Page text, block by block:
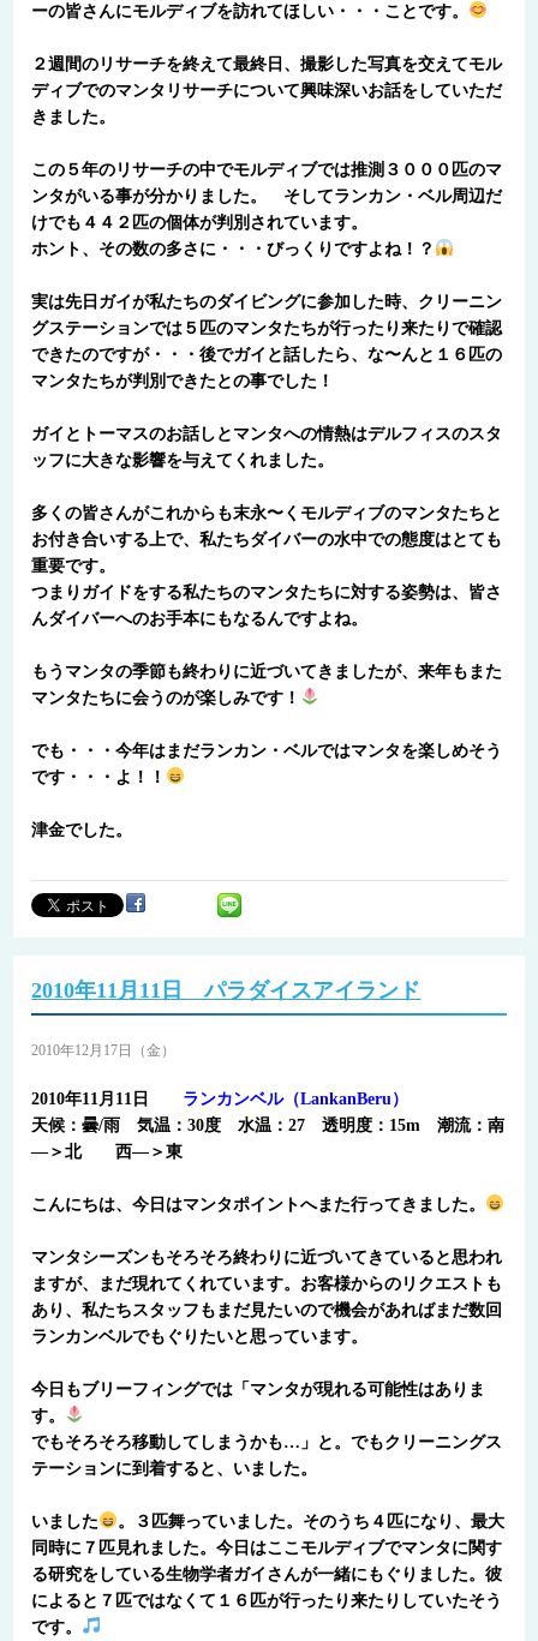
ーの皆さんにモルディブを訪れてほしい・・・ことです。
２週間のリサーチを終えて最終日、撮影した写真を交えてモル
ディブでのマンタリサーチについて興味深いお話をしていただ
きました。
この５年のリサーチの中でモルディブでは推測３０００匹のマ
ンタがいる事が分かりました。 そしてランカン・ベル周辺だ
けでも４４２匹の個体が判別されています。
ホント、その数の多さに・・・びっくりですよね！？
実は先日ガイが私たちのダイビングに参加した時、クリーニン
グステーションでは５匹のマンタたちが行ったり来たりで確認
できたのですが・・・後でガイと話したら、な〜んと１６匹の
マンタたちが判別できたとの事でした！
ガイとトーマスのお話しとマンタへの情熱はデルフィスのスタ
ッフに大きな影響を与えてくれました。
多くの皆さんがこれからも末永〜くモルディブのマンタたちと
お付き合いする上で、私たちダイバーの水中での態度はとても
重要です。
つまりガイドをする私たちのマンタたちに対する姿勢は、皆さ
んダイバーへのお手本にもなるんですよね。
もうマンタの季節も終わりに近づいてきましたが、来年もまた
マンタたちに会うのが楽しみです！
でも・・・今年はまだランカン・ベルではマンタを楽しめそう
です・・・よ！！
津金でした。
2010年11月11日 パラダイスアイランド
2010年12月17日（金）
2010年11月11日 ランカンベル（LankanBeru）
天候：曇/雨 気温：30度 水温：27 透明度：15m 潮流：南
―＞北 西―＞東
こんにちは、今日はマンタポイントへまた行ってきました。
マンタシーズンもそろそろ終わりに近づいてきていると思われ
ますが、まだ現れてくれています。お客様からのリクエストも
あり、私たちスタッフもまだ見たいので機会があればまだ数回
ランカンベルでもぐりたいと思っています。
今日もブリーフィングでは「マンタが現れる可能性はありま
す。
でもそろそろ移動してしまうかも…」と。でもクリーニングス
テーションに到着すると、いました。
いました
。３匹舞っていました。そのうち４匹になり、最大
同時に７匹見れました。今日はここモルディブでマンタに関す
る研究をしている生物学者ガイさんが一緒にもぐりました。彼
によると７匹ではなくて１６匹が行ったり来たりしていたそう
です。